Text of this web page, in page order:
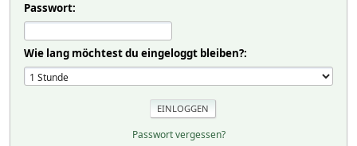
Passwort:
Wie lang möchtest du eingeloggt bleiben?:
Passwort vergessen?